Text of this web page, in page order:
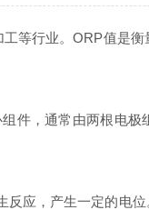
行业。ORP值是衡
件，通常由两根电
应，产生一定的电位